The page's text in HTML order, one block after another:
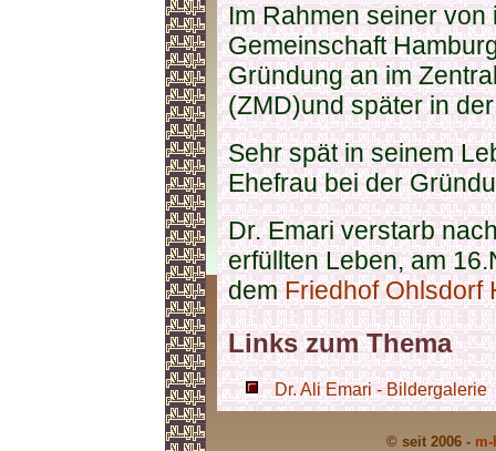
Im Rahmen seiner
Gemeinschaft
Gründung an im
(ZMD)und später in
Sehr spät in seinem
Ehefrau bei der
Dr. Emari verstarb
erfüllten Leben, am
demFriedhof Ohlsdorf
Links zum Thema
Dr. Ali Emari - Bildergalerie
© seit 2006 -